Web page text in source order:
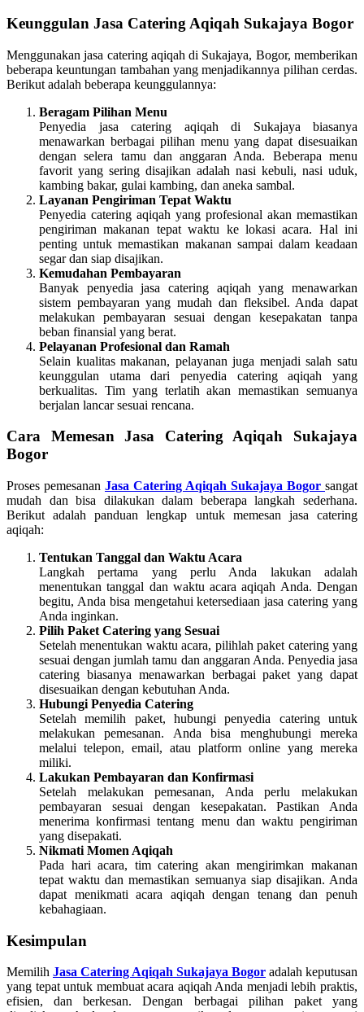
Keunggulan Jasa Catering Aqiqah Sukajaya Bogor
Menggunakan jasa catering aqiqah di Sukajaya, Bogor, memberikan
beberapa keuntungan tambahan yang menjadikannya pilihan cerdas.
Berikut adalah beberapa keunggulannya:
Beragam Pilihan Menu
Penyedia jasa catering aqiqah di Sukajaya biasanya
menawarkan berbagai pilihan menu yang dapat disesuaikan
dengan selera tamu dan anggaran Anda. Beberapa menu
favorit yang sering disajikan adalah nasi kebuli, nasi uduk,
kambing bakar, gulai kambing, dan aneka sambal.
Layanan Pengiriman Tepat Waktu
Penyedia catering aqiqah yang profesional akan memastikan
pengiriman makanan tepat waktu ke lokasi acara. Hal ini
penting untuk memastikan makanan sampai dalam keadaan
segar dan siap disajikan.
Kemudahan Pembayaran
Banyak penyedia jasa catering aqiqah yang menawarkan
sistem pembayaran yang mudah dan fleksibel. Anda dapat
melakukan pembayaran sesuai dengan kesepakatan tanpa
beban finansial yang berat.
Pelayanan Profesional dan Ramah
Selain kualitas makanan, pelayanan juga menjadi salah satu
keunggulan utama dari penyedia catering aqiqah yang
berkualitas. Tim yang terlatih akan memastikan semuanya
berjalan lancar sesuai rencana.
Cara Memesan Jasa Catering Aqiqah Sukajaya
Bogor
Proses pemesanan Jasa Catering Aqiqah Sukajaya Bogor sangat
mudah dan bisa dilakukan dalam beberapa langkah sederhana.
Berikut adalah panduan lengkap untuk memesan jasa catering
aqiqah:
Tentukan Tanggal dan Waktu Acara
Langkah pertama yang perlu Anda lakukan adalah
menentukan tanggal dan waktu acara aqiqah Anda. Dengan
begitu, Anda bisa mengetahui ketersediaan jasa catering yang
Anda inginkan.
Pilih Paket Catering yang Sesuai
Setelah menentukan waktu acara, pilihlah paket catering yang
sesuai dengan jumlah tamu dan anggaran Anda. Penyedia jasa
catering biasanya menawarkan berbagai paket yang dapat
disesuaikan dengan kebutuhan Anda.
Hubungi Penyedia Catering
Setelah memilih paket, hubungi penyedia catering untuk
melakukan pemesanan. Anda bisa menghubungi mereka
melalui telepon, email, atau platform online yang mereka
miliki.
Lakukan Pembayaran dan Konfirmasi
Setelah melakukan pemesanan, Anda perlu melakukan
pembayaran sesuai dengan kesepakatan. Pastikan Anda
menerima konfirmasi tentang menu dan waktu pengiriman
yang disepakati.
Nikmati Momen Aqiqah
Pada hari acara, tim catering akan mengirimkan makanan
tepat waktu dan memastikan semuanya siap disajikan. Anda
dapat menikmati acara aqiqah dengan tenang dan penuh
kebahagiaan.
Kesimpulan
Memilih Jasa Catering Aqiqah Sukajaya Bogor adalah keputusan
yang tepat untuk membuat acara aqiqah Anda menjadi lebih praktis,
efisien, dan berkesan. Dengan berbagai pilihan paket yang